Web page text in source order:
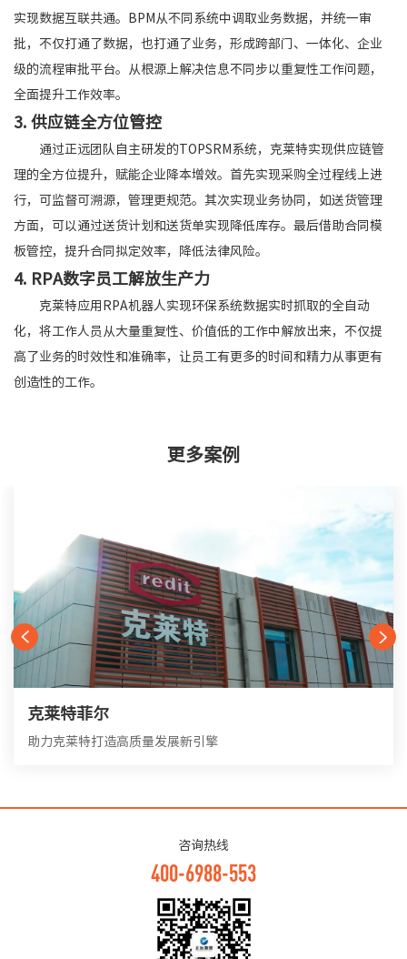
实现数据互联共通。BPM从不同系统中调取业务数据，并统一审
批，不仅打通了数据，也打通了业务，形成跨部门、一体化、企业
级的流程审批平台。从根源上解决信息不同步以重复性工作问题，
全面提升工作效率。
3. 供应链全方位管控
通过正远团队自主研发的TOPSRM系统，克莱特实现供应链管
理的全方位提升，赋能企业降本增效。首先实现采购全过程线上进
行，可监督可溯源，管理更规范。其次实现业务协同，如送货管理
方面，可以通过送货计划和送货单实现降低库存。最后借助合同模
板管控，提升合同拟定效率，降低法律风险。
4. RPA数字员工解放生产力
克莱特应用RPA机器人实现环保系统数据实时抓取的全自动
化，将工作人员从大量重复性、价值低的工作中解放出来，不仅提
高了业务的时效性和准确率，让员工有更多的时间和精力从事更有
创造性的工作。
更多案例
克莱特菲尔
助力克莱特打造高质量发展新引擎
咨询热线
400-6988-553